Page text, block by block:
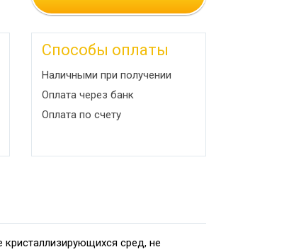
Способы оплаты
Наличными при получении
Оплата через банк
Оплата по счету
сред, не